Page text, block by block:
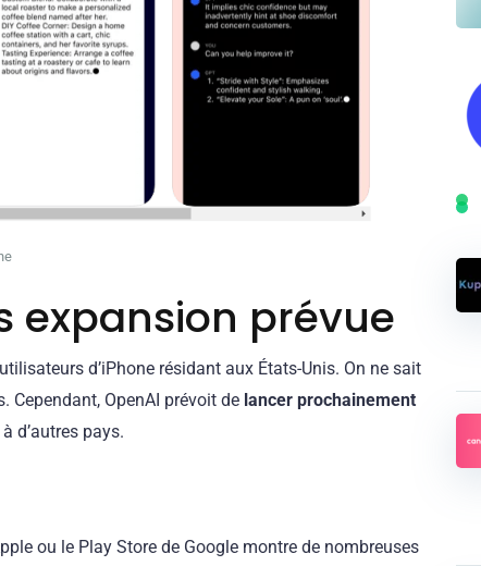
expansion prévue
d’iPhone résidant aux États-Unis. On ne sait
Cependant, OpenAI prévoit de lancer prochainement
d’autres pays.
ou le Play Store de Google montre de nombreuses